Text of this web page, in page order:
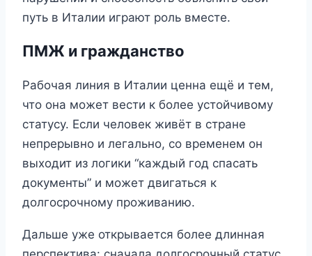
путь в Италии играют роль вместе.
ПМЖ и гражданство
Рабочая линия в Италии ценна ещё и тем,
что она может вести к более устойчивому
статусу. Если человек живёт в стране
непрерывно и легально, со временем он
выходит из логики “каждый год спасать
документы” и может двигаться к
долгосрочному проживанию.
Дальше уже открывается более длинная